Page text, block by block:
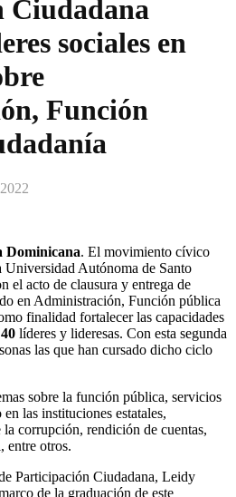
Ciudadana
sociales en
Función
Dominicana. El movimiento cívico
Autónoma de Santo
el acto de clausura y entrega de
en Administración, Función pública
finalidad fortalecer las capacidades
40 líderes y lideresas. Con esta segunda
las que han cursado dicho ciclo
sobre la función pública, servicios
las instituciones estatales,
corrupción, rendición de cuentas,
entre otros.
Participación Ciudadana, Leidy
de la graduación de este